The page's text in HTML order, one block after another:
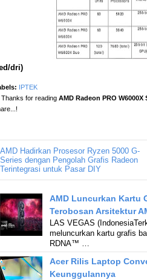
dri)
IPTEK
Thanks for reading AMD Radeon PRO
AMD Hadirkan Prosesor Ryzen 5000 G-
Series dengan Pengolah Grafis Radeon
Terintegrasi untuk Pasar DIY
AMD Luncurkan Kartu
Terobosan Arsitektur
LAS VEGAS
meluncurkan kartu grafis
RDNA™ …
Acer Rilis Laptop
Keunggulannya